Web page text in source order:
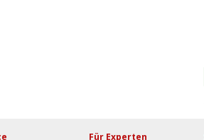
Für Experten